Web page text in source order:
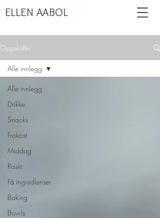
ELLEN AABOL
Oppskrifter
Alle innlegg
Drikke
Snacks
Frokost
Middag
Raskt
Få ingredienser
Baking
Bowls
Alle innlegg